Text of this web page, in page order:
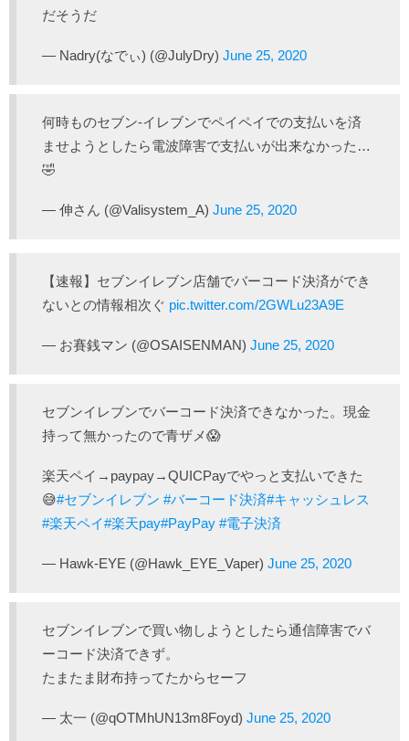
だそうだ
— Nadry(なでぃ) (@JulyDry) June 25, 2020
何時ものセブン-イレブンでペイペイでの支払いを済
ませようとしたら電波障害で支払いが出来なかった…
🤣
— 伸さん (@Valisystem_A) June 25, 2020
【速報】セブンイレブン店舗でバーコード決済ができ
ないとの情報相次ぐ pic.twitter.com/2GWLu23A9E
— お賽銭マン (@OSAISENMAN) June 25, 2020
セブンイレブンでバーコード決済できなかった。現金
持って無かったので青ザメ😱
楽天ペイ→paypay→QUICPayでやっと支払いできた
😅#セブンイレブン #バーコード決済#キャッシュレス
#楽天ペイ#楽天pay#PayPay #電子決済
— Hawk-EYE (@Hawk_EYE_Vaper) June 25, 2020
セブンイレブンで買い物しようとしたら通信障害でバ
ーコード決済できず。
たまたま財布持ってたからセーフ
— 太一 (@qOTMhUN13m8Foyd) June 25, 2020